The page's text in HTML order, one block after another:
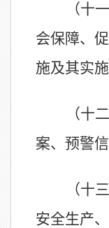
（十
会保障、
施及其实施
（十
案、预警
（十
安全生产